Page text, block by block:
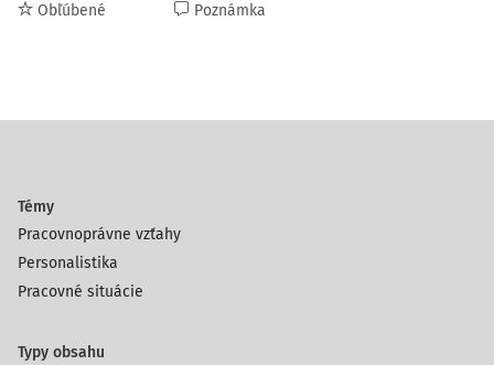
Obľúbené Poznámka
Témy
Pracovnoprávne vzťahy
Personalistika
Pracovné situácie
Typy obsahu